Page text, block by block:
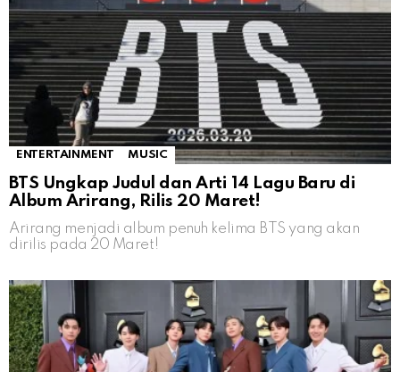
ENTERTAINMENT MUSIC
BTS Ungkap Judul dan Arti 14 Lagu Baru di
Album Arirang, Rilis 20 Maret!
Arirang menjadi album penuh kelima BTS yang akan
dirilis pada 20 Maret!